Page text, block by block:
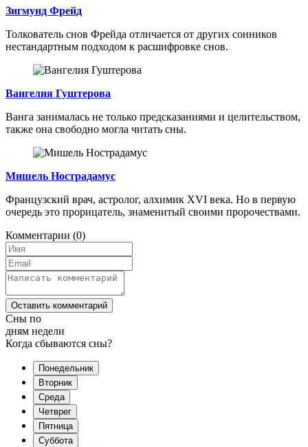
Зигмунд Фрейд
Толкователь снов Фрейда отличается от других сонников
нестандартным подходом к расшифровке снов.
Вангелия Гуштерова
Ванга занималась не только предсказаниями и целительством,
также она свободно могла читать сны.
Мишель Нострадамус
Французский врач, астролог, алхимик XVI века. Но в первую
очередь это прорицатель, знаменитый своими пророчествами.
Комментарии (0)
Оставить комментарий
Сны по
дням недели
Когда сбываются сны?
Понедельник
Вторник
Среда
Четврег
Пятница
Суббота